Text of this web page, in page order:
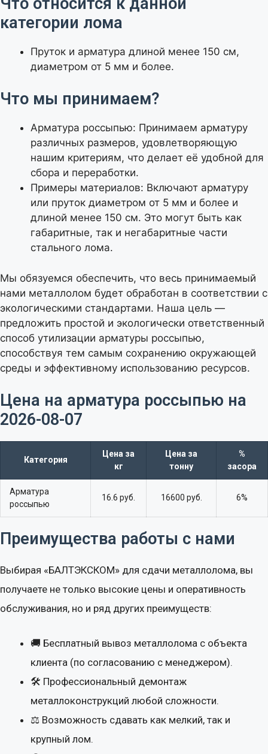
категории лома
Пруток и арматура длиной менее 150 см,
диаметром от 5 мм и более.
Что мы принимаем?
Арматура россыпью: Принимаем арматуру
различных размеров, удовлетворяющую
нашим критериям, что делает её удобной для
сбора и переработки.
Примеры материалов: Включают арматуру
или пруток диаметром от 5 мм и более и
длиной менее 150 см. Это могут быть как
габаритные, так и негабаритные части
стального лома.
Мы обязуемся обеспечить, что весь принимаемый
нами металлолом будет обработан в соответствии с
экологическими стандартами. Наша цель —
предложить простой и экологически ответственный
способ утилизации арматуры россыпью,
способствуя тем самым сохранению окружающей
среды и эффективному использованию ресурсов.
Цена на арматура россыпью на
2026-08-07​
Категория
Цена за
кг
Цена за
тонну
%
засора
Арматура
россыпью
16.6 руб. 16600 руб. 6%
Преимущества работы с нами
Выбирая «БАЛТЭКСКОМ» для сдачи металлолома, вы
получаете не только высокие цены и оперативность
обслуживания, но и ряд других преимуществ:
🚚 Бесплатный вывоз металлолома с объекта
клиента (по согласованию с менеджером).
🛠 Профессиональный демонтаж
металлоконструкций любой сложности.
⚖ Возможность сдавать как мелкий, так и
крупный лом.
Калькулятор расчета
стоимости металлолома
Выберите тип лома